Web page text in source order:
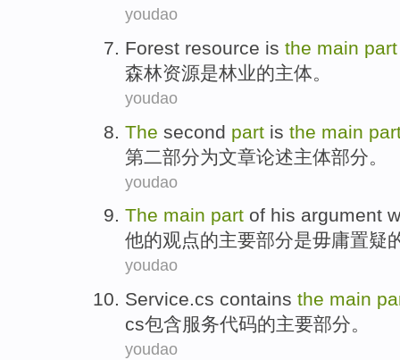
youdao
Forest resource is the main part
森林资源是林业的主体。
youdao
The second part is the main
第二部分为文章论述主体部分。
youdao
The main part of his argument
他的观点的主要部分是毋庸置疑
youdao
Service.cs contains the main
cs包含服务代码的主要部分。
youdao